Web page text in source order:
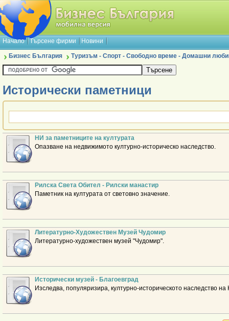
Начало Търсене фирми Новини
Бизнес България Туризъм - Спорт - Свободно време - Домашни
Исторически паметници
НИ за паметниците на културата
Опазване на недвижимото културно-историческо наследство.
Рилска Света Обител - Рилски манастир
Паметник на културата от световно значение.
Литературно-Художествен Музей Чудомир
Литературно-художествен музей "Чудомир".
Исторически музей - Благоевград
Изследва, популяризира, културно-историческото наследство